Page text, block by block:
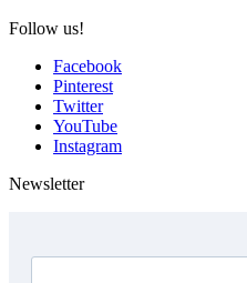
Follow us!
Facebook
Pinterest
Twitter
YouTube
Instagram
Newsletter